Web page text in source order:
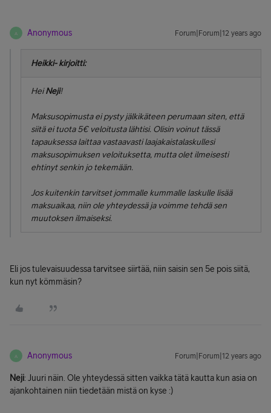
A Anonymous Forum|Forum|12 years ago
Heikki- kirjoitti:
HeiNeji!
Maksusopimusta ei pysty jälkikäteen perumaan siten, että
siitä ei tuota 5€ veloitusta lähtisi. Olisin voinut tässä
tapauksessa laittaa vastaavasti laajakaistalaskullesi
maksusopimuksen veloituksetta, mutta olet ilmeisesti
ehtinyt senkin jo tekemään.
Jos kuitenkin tarvitset jommalle kummalle laskulle lisää
maksuaikaa, niin ole yhteydessä ja voimme tehdä sen
muutoksen ilmaiseksi.
Eli jos tulevaisuudessa tarvitsee siirtää, niin saisin sen 5e pois siitä,
kun nyt kömmäsin?
A Anonymous Forum|Forum|12 years ago
Neji: Juuri näin. Ole yhteydessä sitten vaikka tätä kautta kun asia on
ajankohtainen niin tiedetään mistä on kyse :)